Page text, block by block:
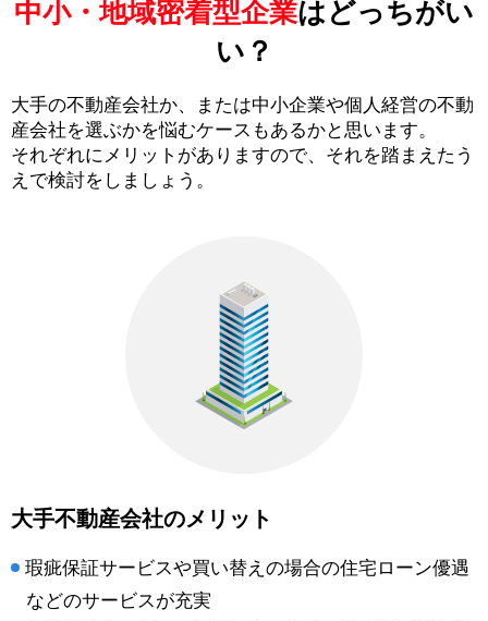
中小・地域密着型企業はどっちがい
い？
大手の不動産会社か、または中小企業や個人経営の不動
産会社を選ぶかを悩むケースもあるかと思います。
それぞれにメリットがありますので、それを踏まえたう
えで検討をしましょう。
大手不動産会社のメリット
瑕疵保証サービスや買い替えの場合の住宅ローン優遇
などのサービスが充実